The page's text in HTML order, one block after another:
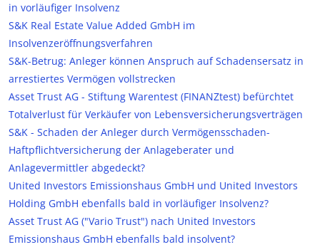
in vorläufiger Insolvenz
S&K Real Estate Value Added GmbH im
Insolvenzeröffnungsverfahren
S&K-Betrug: Anleger können Anspruch auf Schadensersatz in
arrestiertes Vermögen vollstrecken
Asset Trust AG - Stiftung Warentest (FINANZtest) befürchtet
Totalverlust für Verkäufer von Lebensversicherungsverträgen
S&K - Schaden der Anleger durch Vermögensschaden-
Haftpflichtversicherung der Anlageberater und
Anlagevermittler abgedeckt?
United Investors Emissionshaus GmbH und United Investors
Holding GmbH ebenfalls bald in vorläufiger Insolvenz?
Asset Trust AG ("Vario Trust") nach United Investors
Emissionshaus GmbH ebenfalls bald insolvent?